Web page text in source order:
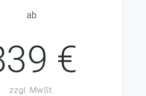
ab
€
zzgl. MwSt.